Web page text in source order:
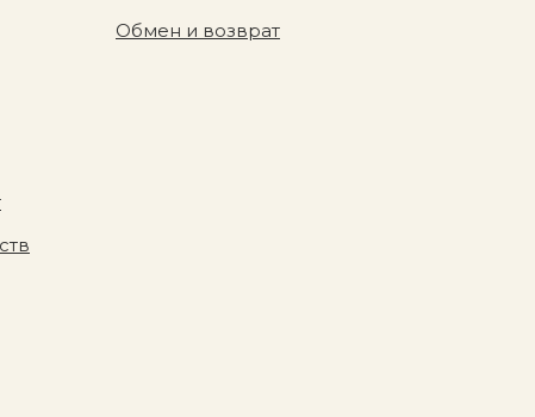
Обмен и возврат